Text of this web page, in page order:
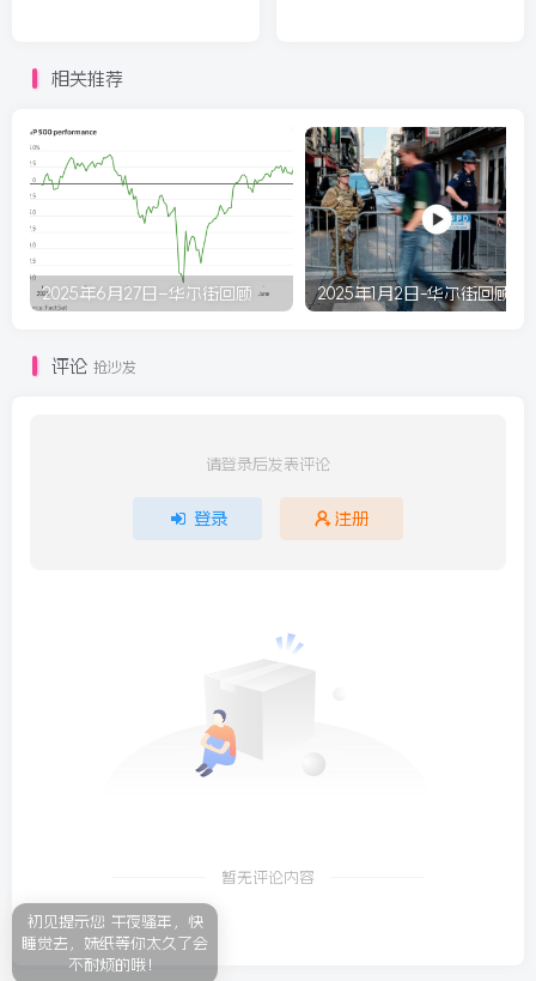
相关推荐
2025年6月27日–华尔街回顾 2025年1月2日-华尔街回顾
评论 抢沙发
请登录后发表评论
登录 注册
暂无评论内容
初见提示您 午夜骚年，快
睡觉去，妹纸等你太久了会
不耐烦的哦！